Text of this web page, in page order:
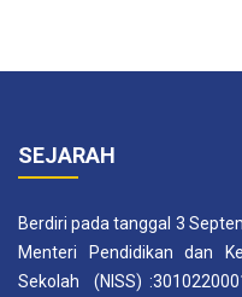
SEJARAH
Berdiri pada tanggal 3
Menteri Pendidikan dan
Sekolah (NISS)